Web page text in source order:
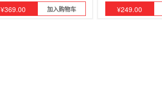
¥369.00 加入购物车 ¥249.00